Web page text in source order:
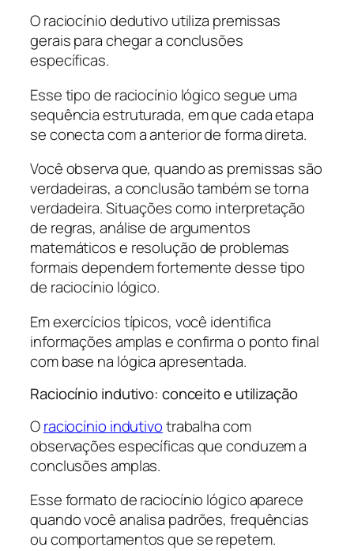
O raciocínio dedutivo utiliza premissas
gerais para chegar a conclusões
específicas.
Esse tipo de raciocínio lógico segue uma
sequência estruturada, em que cada etapa
se conecta com a anterior de forma direta.
Você observa que, quando as premissas são
verdadeiras, a conclusão também se torna
verdadeira. Situações como interpretação
de regras, análise de argumentos
matemáticos e resolução de problemas
formais dependem fortemente desse tipo
de raciocínio lógico.
Em exercícios típicos, você identifica
informações amplas e confirma o ponto final
com base na lógica apresentada.
Raciocínio indutivo: conceito e utilização
Oraciocínio indutivotrabalha com
observações específicas que conduzem a
conclusões amplas.
Esse formato de raciocínio lógico aparece
quando você analisa padrões, frequências
ou comportamentos que se repetem.